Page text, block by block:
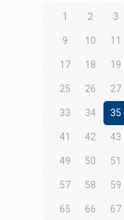
1 2 3
9 10 11
17 18 19
25 26 27
33 34 35
41 42 43
49 50 51
57 58 59
65 66 67